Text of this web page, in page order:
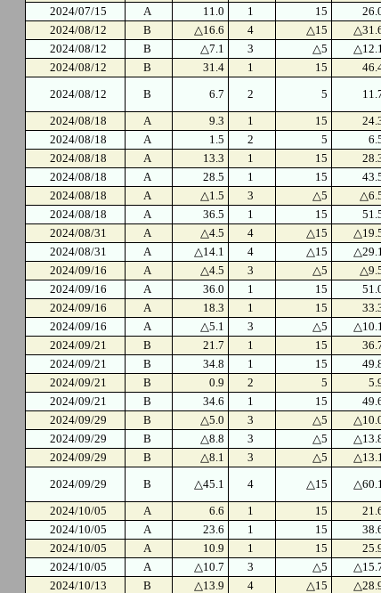
2024/07/15
A 11.0 1 15
2024/08/12
B △16.6 4 △15
2024/08/12
B △7.1 3 △5
2024/08/12
B 31.4 1 15
2024/08/12
B 6.7 2 5
2024/08/18
A 9.3 1 15
2024/08/18
A 1.5 2 5
2024/08/18
A 13.3 1 15
2024/08/18
A 28.5 1 15
2024/08/18
A △1.5 3 △5
2024/08/18
A 36.5 1 15
2024/08/31
A △4.5 4 △15
2024/08/31
A △14.1 4 △15
2024/09/16
A △4.5 3 △5
2024/09/16
A 36.0 1 15
2024/09/16
A 18.3 1 15
2024/09/16
A △5.1 3 △5
2024/09/21
B 21.7 1 15
2024/09/21
B 34.8 1 15
2024/09/21
B 0.9 2 5
2024/09/21
B 34.6 1 15
2024/09/29
B △5.0 3 △5
2024/09/29
B △8.8 3 △5
2024/09/29
B △8.1 3 △5
2024/09/29
B △45.1 4 △15
2024/10/05
A 6.6 1 15
2024/10/05
A 23.6 1 15
2024/10/05
A 10.9 1 15
2024/10/05
A △10.7 3 △5
2024/10/13
B △13.9 4 △15